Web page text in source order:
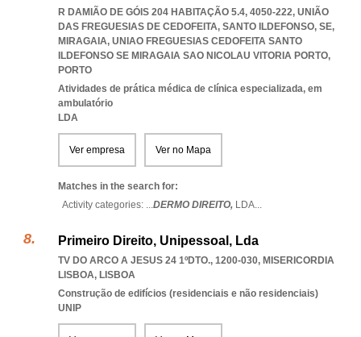
R DAMIÃO DE GÓIS 204 HABITAÇÃO 5.4, 4050-222, UNIÃO
DAS FREGUESIAS DE CEDOFEITA, SANTO ILDEFONSO, SE,
MIRAGAIA, UNIAO FREGUESIAS CEDOFEITA SANTO
ILDEFONSO SE MIRAGAIA SAO NICOLAU VITORIA PORTO,
PORTO
Atividades de prática médica de clínica especializada, em
ambulatório
LDA
Ver empresa Ver no Mapa
Matches in the search for:
Activity categories: ...DERMO DIREITO, LDA...
Primeiro Direito, Unipessoal, Lda
TV DO ARCO A JESUS 24 1ºDTO., 1200-030, MISERICORDIA
LISBOA, LISBOA
Construção de edifícios (residenciais e não residenciais)
UNIP